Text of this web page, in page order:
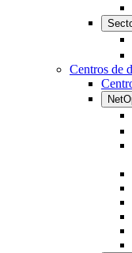
Centros de